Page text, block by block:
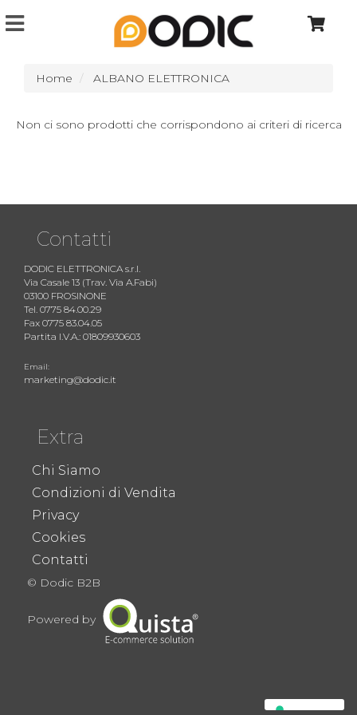
Home ALBANO ELETTRONICA
Non ci sono prodotti che corrispondono ai criteri di ricerca
Contatti
DODIC ELETTRONICA s.r.l.
Via Casale 13 (Trav. Via A.Fabi)
03100 FROSINONE
Tel. 0775 84.00.29
Fax 0775 83.04.05
Partita I.V.A.: 01809930603
Email:
marketing@dodic.it
Extra
Chi Siamo
Condizioni di Vendita
Privacy
Cookies
Contatti
© Dodic B2B
Powered by